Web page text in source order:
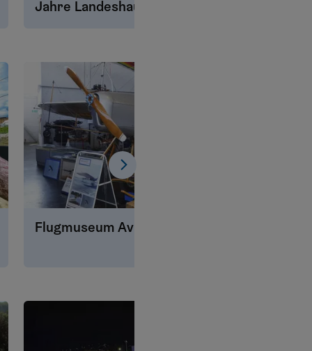
Jahre Landeshauptstadt St.
Flugmuseum Aviaticum